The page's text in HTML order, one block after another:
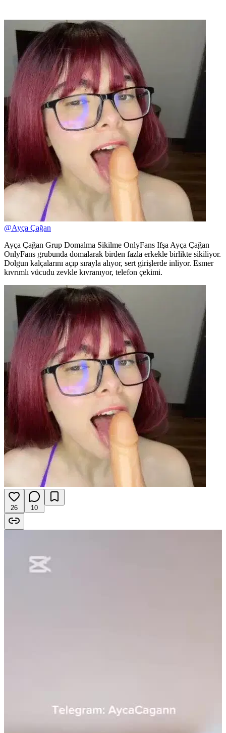
@Ayça Çağan
Ayça Çağan Grup Domalma Sikilme OnlyFans Ifşa Ayça Çağan
OnlyFans grubunda domalarak birden fazla erkekle birlikte sikiliyor.
Dolgun kalçalarını açıp sırayla alıyor, sert girişlerde inliyor. Esmer
kıvrımlı vücudu zevkle kıvranıyor, telefon çekimi.
26 10